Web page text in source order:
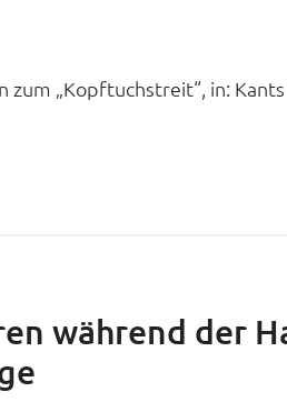
zum „Kopftuchstreit“, in:
während der